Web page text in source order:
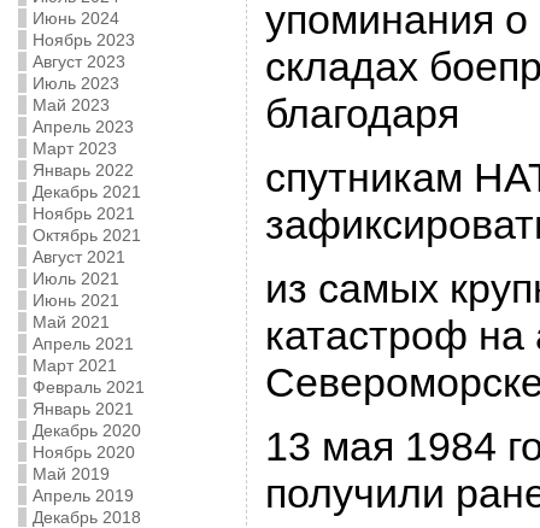
Июнь 2024
Ноябрь 2023
Август 2023
Июль 2023
Май 2023
Апрель 2023
Март 2023
Январь 2022
Декабрь 2021
Ноябрь 2021
Октябрь 2021
Август 2021
Июль 2021
Июнь 2021
Май 2021
Апрель 2021
Март 2021
Февраль 2021
Январь 2021
Декабрь 2020
Ноябрь 2020
Май 2019
Апрель 2019
Декабрь 2018
упоминания о
складах
благодаpя
спутникам
из самых
катастpоф на
13 мая 1984
получили